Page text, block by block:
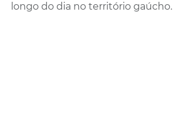
longo do dia no território gaúcho.